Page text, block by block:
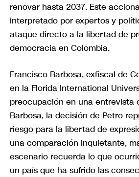
renovar hasta 2037. Este
interpretado por expertos y
ataque directo a la libertad de
democracia en Colombia.
Francisco Barbosa, exfiscal de
en la Florida International
preocupación en una entrevista
Barbosa, la decisión de Petro
riesgo para la libertad de
una comparación inquietante,
escenario recuerda lo que
un país que ha sufrido las